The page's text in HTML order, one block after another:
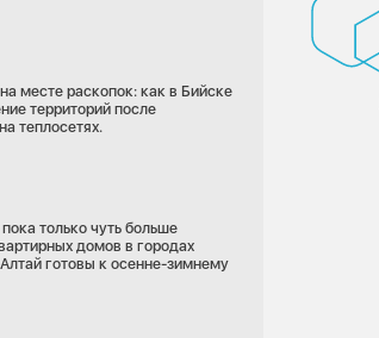
месте раскопок: как в Бийске
территорий после
теплосетях.
только чуть больше
домов в городах
готовы к осенне-зимнему